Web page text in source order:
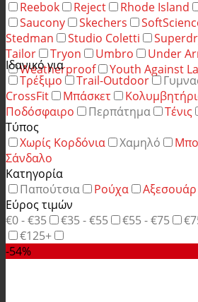
Reebok
Reject Rhode Island
Saucony
Skechers
Stedman
Studio Coletti
Tailor
Tryon Umbro Under
Weatherproof
Youth Against
Ιδανικό για
Τρέξιμο
Trail-Outdoor
CrossFit
Μπάσκετ
Ποδόσφαιρο
Περπάτημα Τένις
Τύπος
Χωρίς Κορδόνια
Χαμηλό
Σάνδαλο
Κατηγορία
Παπούτσια
Ρούχα
Αξεσουάρ
Εύρος τιμών
€0 - €35
€35 - €55 €55 - €75
€125+
-54%